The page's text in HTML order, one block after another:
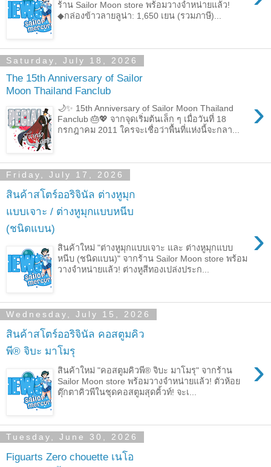
ร้าน Sailor Moon store พร้อมวางจำหน่ายแล้ว!
◆กล่องข้าวลายลูน่า: 1,650 เยน (รวมภาษี)...
Saturday, July 18, 2026
The 15th Anniversary of Sailor
Moon Thailand Fanclub
›
🌙✨ 15th Anniversary of Sailor Moon Thailand
Fanclub 🎂💖 จากจุดเริ่มต้นเล็ก ๆ เมื่อวันที่ 18
กรกฎาคม 2011 ใครจะเชื่อว่าพื้นที่แห่งนี้จะกลา...
Friday, July 17, 2026
สินค้าสโตร์ออริจินัล ต่างหูมุก
แบบเจาะ / ต่างหูมุกแบบหนีบ
(ชนิดแบน)
›
สินค้าใหม่ "ต่างหูมุกแบบเจาะ และ ต่างหูมุกแบบ
หนีบ (ชนิดแบน)" จากร้าน Sailor Moon store พร้อม
วางจำหน่ายแล้ว! ต่างหูสีทองเปล่งประก...
Wednesday, July 15, 2026
สินค้าสโตร์ออริจินัล คอสตูมคิว
พี® จิบะ มาโมรุ
›
สินค้าใหม่ "คอสตูมคิวพี® จิบะ มาโมรุ" จากร้าน
Sailor Moon store พร้อมวางจำหน่ายแล้ว! ตัวห้อย
ตุ๊กตาคิวพีในชุดคอสตูมสุดคิ้วท์! จะเ...
Tuesday, June 30, 2026
Figuarts Zero chouette เนโอ